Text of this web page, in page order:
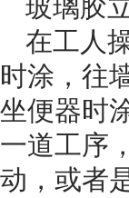
玻璃胶
在工人
时涂，往
坐便器时
一道工序
动，或者